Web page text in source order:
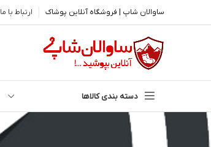
ساوالان شاپ | فروشگاه آنلاین پوشاک ارتباط با ما
دسته بندی کالاها